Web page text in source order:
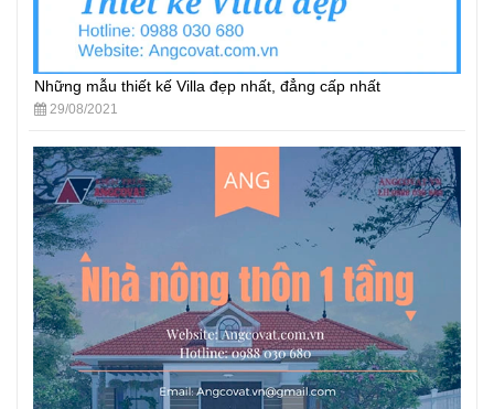
Những mẫu thiết kế Villa đẹp nhất, đẳng cấp nhất
29/08/2021